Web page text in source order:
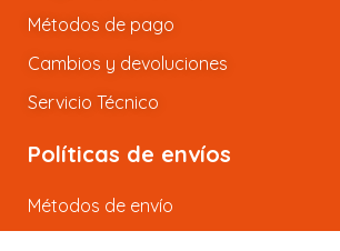
Métodos de pago
Cambios y devoluciones
Servicio Técnico
Políticas de envíos
Métodos de envío